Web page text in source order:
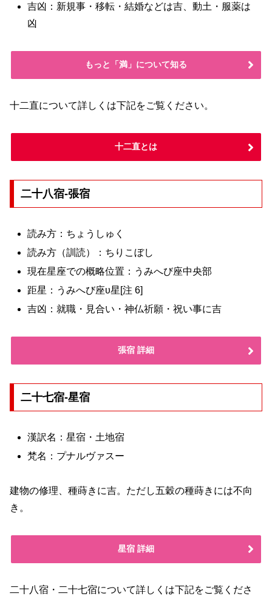
吉凶：新規事・移転・結婚などは吉、動土・服薬は
凶
もっと「満」について知る
十二直について詳しくは下記をご覧ください。
十二直とは
二十八宿-張宿
読み方：ちょうしゅく
読み方（訓読）：ちりこぼし
現在星座での概略位置：うみへび座中央部
距星：うみへび座υ星[注 6]
吉凶：就職・見合い・神仏祈願・祝い事に吉
張宿 詳細
二十七宿-星宿
漢訳名：星宿・土地宿
梵名：プナルヴァスー
建物の修理、種蒔きに吉。ただし五穀の種蒔きには不向
き。
星宿 詳細
二十八宿・二十七宿について詳しくは下記をご覧くださ